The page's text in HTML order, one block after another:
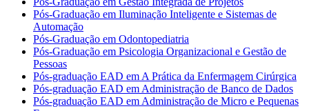
Pós-Graduação em Iluminação Inteligente e Sistemas de
Automação
Pós-Graduação em Odontopediatria
Pós-Graduação em Psicologia Organizacional e Gestão de
Pessoas
Pós-graduação EAD em A Prática da Enfermagem Cirúrgica
Pós-graduação EAD em Administração de Banco de Dados
Pós-graduação EAD em Administração de Micro e Pequenas